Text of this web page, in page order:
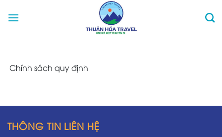
Chính sách quy định
THÔNG TIN LIÊN HỆ